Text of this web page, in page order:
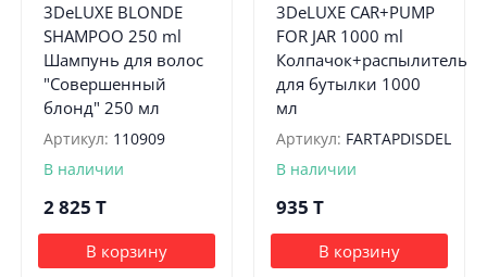
3DeLUXE BLONDE
SHAMPOO 250 ml
Шампунь для волос
"Совершенный
блонд" 250 мл
Артикул: 110909
В наличии
2 825 T
В корзину
3DeLUXE CAR+PUMP
FOR JAR 1000 ml
Колпачок+распылитель
для бутылки 1000
мл
Артикул: FARTAPDISDEL
В наличии
935 T
В корзину